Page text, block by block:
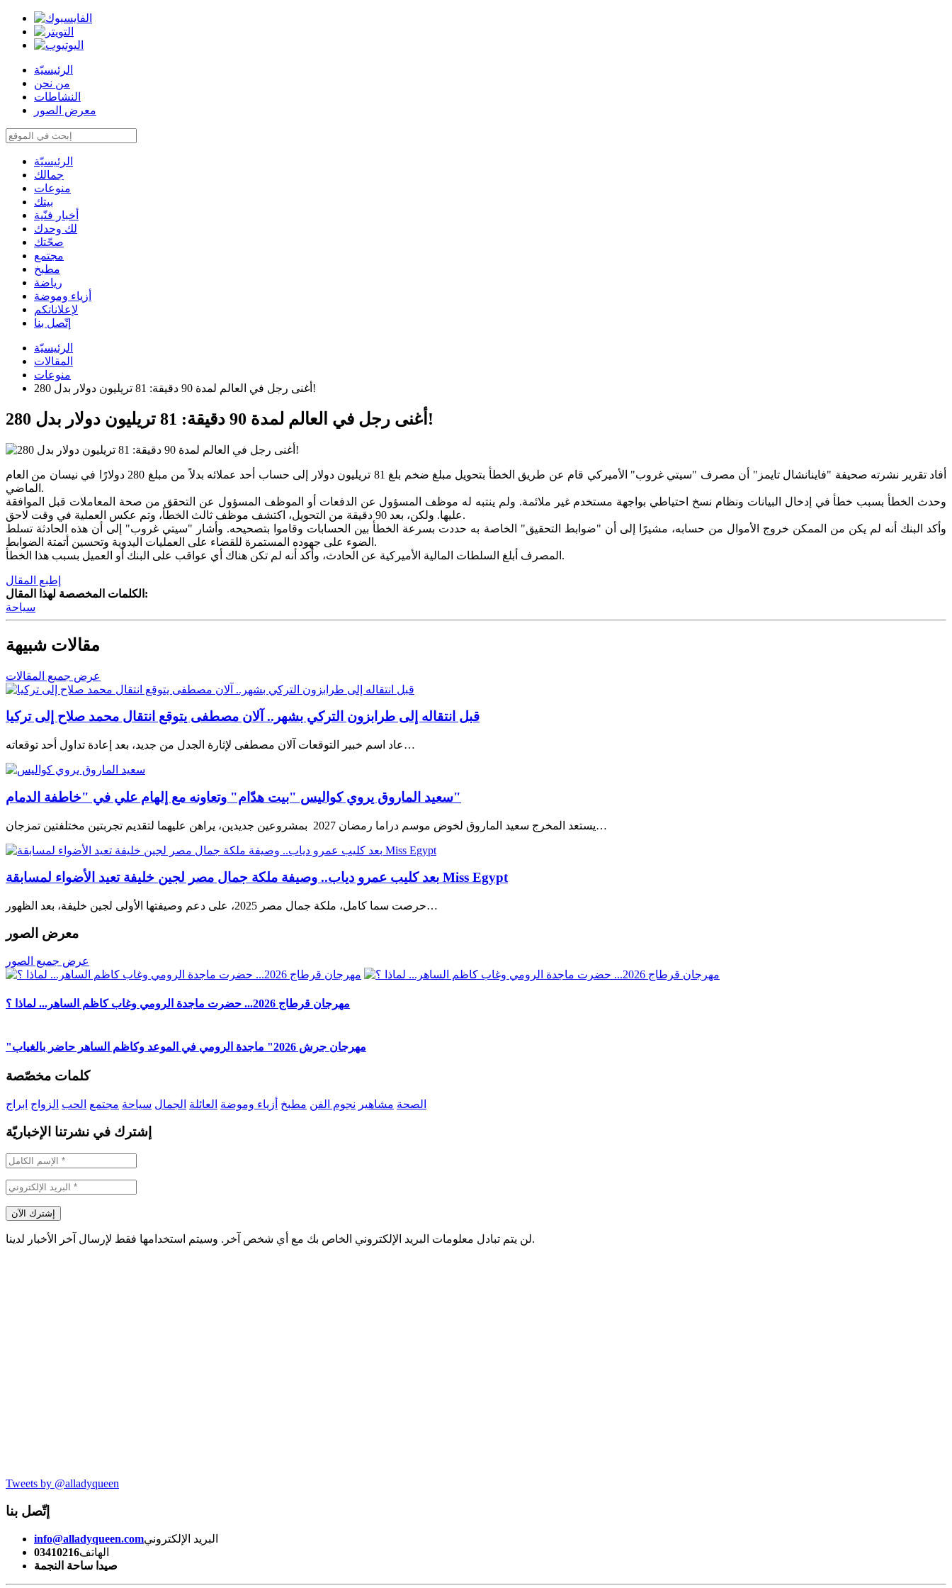
الرئيسيّة
من نحن
النشاطات
معرض الصور
الرئيسيّة
جمالك
منوعات
بيتك
أخبار فنّية
لك وحدك
صحّتك
مجتمع
مطبخ
رياضة
أزياء وموضة
لإعلاناتكم
إتّصل بنا
الرئيسيّة
المقالات
منوعات
أغنى رجل في العالم لمدة 90 دقيقة: 81 تريليون دولار بدل 280!
أغنى رجل في العالم لمدة 90 دقيقة: 81 تريليون دولار بدل 280!
أفاد تقرير نشرته صحيفة "فاينانشال تايمز" أن مصرف "سيتي غروب" الأميركي قام عن طريق الخطأ بتحويل مبلغ ضخم بلغ 81 تريليون دولار إلى حساب أحد عملائه بدلاً من مبلغ 280 دولارًا في نيسان من العام
الماضي.
وحدث الخطأ بسبب خطأ في إدخال البيانات ونظام نسخ احتياطي بواجهة مستخدم غير ملائمة. ولم ينتبه له موظف المسؤول عن الدفعات أو الموظف المسؤول عن التحقق من صحة المعاملات قبل الموافقة
عليها. ولكن، بعد 90 دقيقة من التحويل، اكتشف موظف ثالث الخطأ، وتم عكس العملية في وقت لاحق.
وأكد البنك أنه لم يكن من الممكن خروج الأموال من حسابه، مشيرًا إلى أن "ضوابط التحقيق" الخاصة به حددت بسرعة الخطأ بين الحسابات وقاموا بتصحيحه. وأشار "سيتي غروب" إلى أن هذه الحادثة تسلط
الضوء على جهوده المستمرة للقضاء على العمليات اليدوية وتحسين أتمتة الضوابط.
المصرف أبلغ السلطات المالية الأميركية عن الحادث، وأكد أنه لم تكن هناك أي عواقب على البنك أو العميل بسبب هذا الخطأ.
إطبع المقال
الكلمات المخصصة لهذا المقال:
سياحة
مقالات شبيهة
عرض جميع المقالات
قبل انتقاله إلى طرابزون التركي بشهر.. آلان مصطفى يتوقع انتقال محمد صلاح إلى تركيا
عاد اسم خبير التوقعات آلان مصطفى لإثارة الجدل من جديد، بعد إعادة تداول أحد توقعاته…
سعيد الماروق يروي كواليس "بيت هدّام" وتعاونه مع إلهام علي في "خاطفة الدمام"
يستعد المخرج سعيد الماروق لخوض موسم دراما رمضان 2027 بمشروعين جديدين، يراهن عليهما لتقديم تجربتين مختلفتين تمزجان…
بعد كليب عمرو دياب.. وصيفة ملكة جمال مصر لجين خليفة تعيد الأضواء لمسابقة Miss Egypt
حرصت سما كامل، ملكة جمال مصر 2025، على دعم وصيفتها الأولى لجين خليفة، بعد الظهور…
معرض الصور
عرض جميع الصور
مهرجان قرطاج 2026... حضرت ماجدة الرومي وغاب كاظم الساهر... لماذا ؟
"مهرجان جرش 2026" ماجدة الرومي في الموعد وكاظم الساهر حاضر بالغياب
كلمات مخصّصة
الصحة مشاهير نجوم الفن مطبخ أزياء وموضة العائلة الجمال سياحة مجتمع الحب الزواج ابراج
إشترك في نشرتنا الإخباريّة
لن يتم تبادل معلومات البريد الإلكتروني الخاص بك مع أي شخص آخر. وسيتم استخدامها فقط لإرسال آخر الأخبار لدينا.
Tweets by @alladyqueen
إتّصل بنا
info@alladyqueen.comالبريد الإلكتروني
03410216الهاتف
صيدا ساحة النجمة